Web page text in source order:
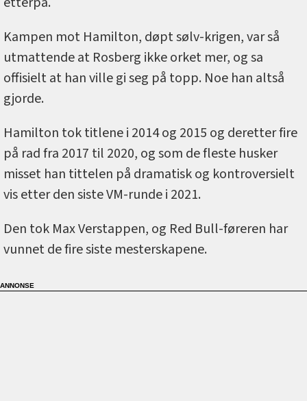
Kampen mot Hamilton, døpt sølv-krigen, var så
utmattende at Rosberg ikke orket mer, og sa
offisielt at han ville gi seg på topp. Noe han altså
gjorde.
Hamilton tok titlene i 2014 og 2015 og deretter fire
på rad fra 2017 til 2020, og som de fleste husker
misset han tittelen på dramatisk og kontroversielt
vis etter den siste VM-runde i 2021.
Den tok Max Verstappen, og Red Bull-føreren har
vunnet de fire siste mesterskapene.